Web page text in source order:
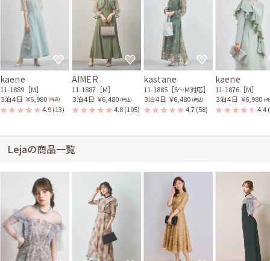
kaene
11-1889［M］
３泊４日 ￥6,980 (税込)
4.9(13)
AIMER
11-1887［M］
３泊４日 ￥6,480 (税込)
4.8(105)
kastane
11-1885［S〜M対応］
３泊４日 ￥6,480 (税込)
4.7(58)
kaene
11-1876［M］
３泊４日 ￥6,980 (
4.4
Lejaの商品一覧